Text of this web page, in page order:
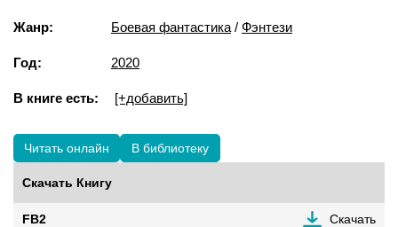
Жанр: Боевая фантастика / Фэнтези
Год: 2020
В книге есть: [+добавить]
Читать онлайн В библиотеку
Скачать Книгу
FB2 Скачать